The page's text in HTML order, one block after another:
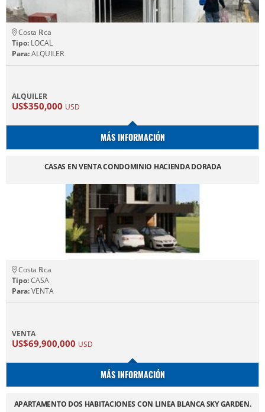
Costa Rica
Tipo: LOCAL
Para:ALQUILER
ALQUILER
US$350,000 USD
MÁS INFORMACIÓN
CASAS EN VENTA CONDOMINIO HACIENDA DORADA
Costa Rica
Tipo:CASA
Para:VENTA
VENTA
US$69,900,000 USD
MÁS INFORMACIÓN
APARTAMENTO DOS HABITACIONES CON LINEA BLANCA SKY GARDEN.